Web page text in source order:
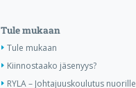
Tule mukaan
Tule mukaan
Kiinnostaako jäsenyys?
RYLA – Johtajuuskoulutus nuorille